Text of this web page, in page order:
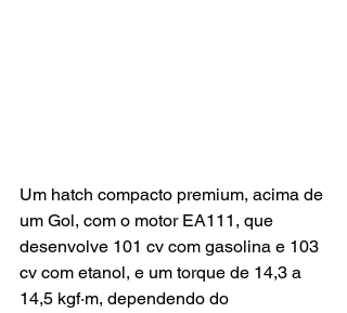
Um hatch compacto premium, acima de
um Gol, com o motor EA111, que
desenvolve 101 cv com gasolina e 103
cv com etanol, e um torque de 14,3 a
14,5 kgf·m, dependendo do